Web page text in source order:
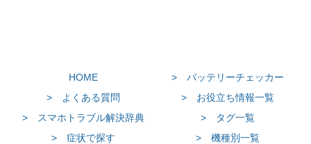
HOME
> バッテリーチェッカー
> よくある質問
> お役立ち情報一覧
> スマホトラブル解決辞典
> タグ一覧
> 症状で探す
> 機種別一覧